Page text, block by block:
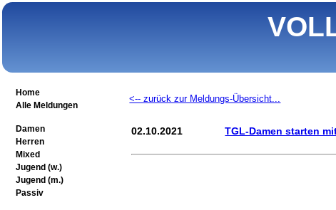
Home
Alle Meldungen
Damen
Herren
Mixed
Jugend (w.)
Jugend (m.)
Passiv
<-- zurück zur Meldungs-Übersicht...
02.10.2021 TGL-Damen starten